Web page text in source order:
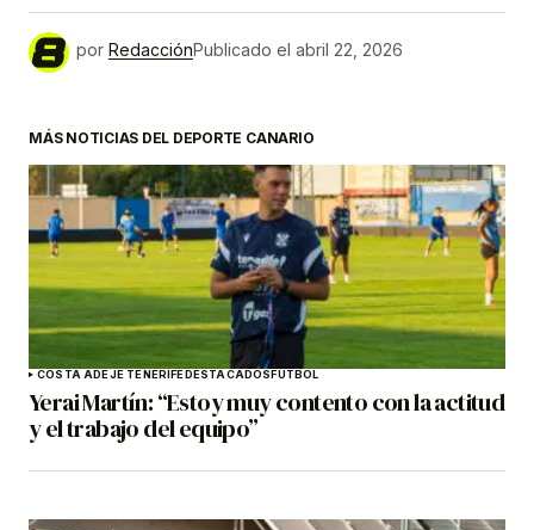
por RedacciónPublicado el abril 22, 2026
MÁS NOTICIAS DEL DEPORTE CANARIO
COSTA ADEJE TENERIFEDESTACADOSFÚTBOL
Yerai Martín: “Estoy muy contento con la actitud
y el trabajo del equipo”